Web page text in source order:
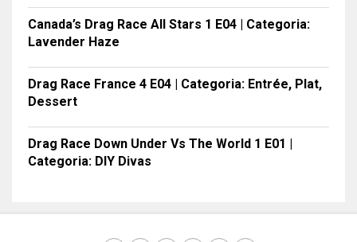
Canada’s Drag Race All Stars 1 E04 | Categoria:
Lavender Haze
Drag Race France 4 E04 | Categoria: Entrée, Plat,
Dessert
Drag Race Down Under Vs The World 1 E01 |
Categoria: DIY Divas